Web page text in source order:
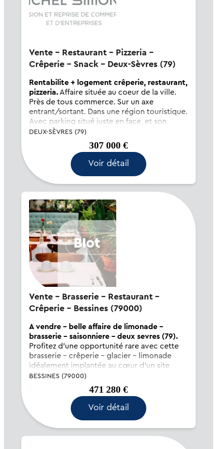
Vente - Restaurant - Pizzeria -
Crêperie - Snack - Deux-Sèvres (79)
Rentabilite + logement crêperie, restaurant,
pizzeria.Affaire située au coeur de la ville.
Près de tous commerce. Sur un axe
entrant/sortant. Dans une région touristique.
Avec parking situé juste en face, et son
logement sur place. Etablissement de
charme avec terrasse atypique. Bonne
DEUX-SÈVRES (79)
307 000 €
Voir détail
Vente - Brasserie - Restaurant -
Crêperie - Bessines (79000)
A vendre - belle affaire de limonade -
brasserie - saisonniere - deux sevres (79).
Profitez d'une opportunité rare avec cette
brasserie – crêperie – glacier – limonade
idéalement implantée au cœur d'un site
touristique incontournable des Deux-Sèvres
(79). Bénéficiant d'une visibilité remarquable
et d'un flux constant de visiteurs e...
BESSINES (79000)
471 280 €
Voir détail